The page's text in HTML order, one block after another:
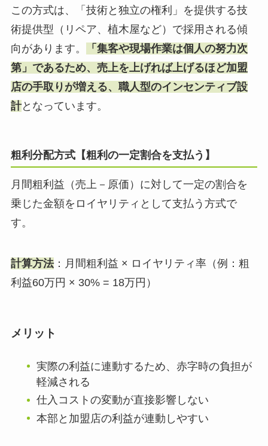
この方式は、「技術と独立の権利」を提供する技
術提供型（リペア、植木屋など）で採用される傾
向があります。
「集客や現場作業は個人の努力次
第」であるため、売上を上げれば上げるほど加盟
店の手取りが増える、職人型のインセンティブ設
計となっています。
粗利分配方式【粗利の一定割合を支払う】
月間粗利益（売上－原価）に対して一定の割合を
乗じた金額をロイヤリティとして支払う方式で
す。
計算方法：月間粗利益 × ロイヤリティ率（例：粗
利益60万円 × 30% = 18万円）
メリット
実際の利益に連動するため、赤字時の負担が
軽減される
仕入コストの変動が直接影響しない
本部と加盟店の利益が連動しやすい